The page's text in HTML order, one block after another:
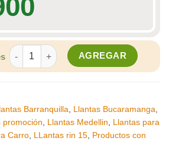
KIT DE 2 LLANTAS RIN 15
AGREGAR
Barranquilla Llantas Bucaramanga
promoción Llantas Medellin
Llantas para
Carro LLantas rin 15 Productos con